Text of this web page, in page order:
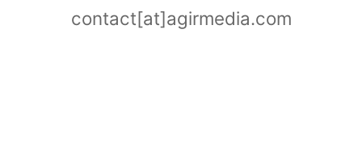
contact[at]agirmedia.com